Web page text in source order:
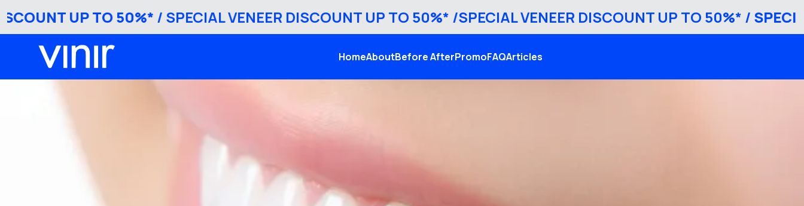
UP TO 50%* / SPECIAL VENEER DISCOUNT UP TO 50%* /SPECIAL VENEER DISCOUNT UP TO 50%* /SPECIAL
HomeAboutBefore AfterPromoFAQArticles